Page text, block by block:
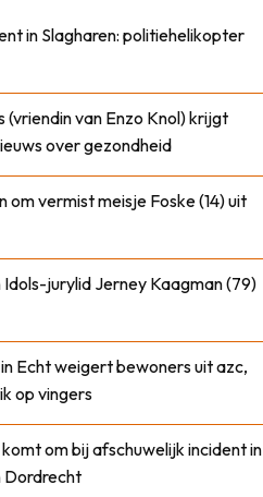
in Slagharen: politiehelikopter
(vriendin van Enzo Knol) krijgt
over gezondheid
om vermist meisje Foske (14) uit
Idols-jurylid Jerney Kaagman (79)
Echt weigert bewoners uit azc,
op vingers
om bij afschuwelijk incident in
Dordrecht